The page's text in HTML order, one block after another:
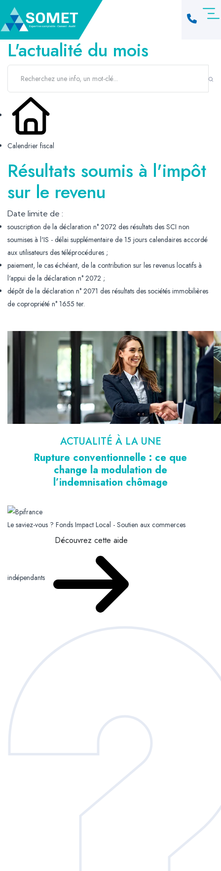
L'actualité du mois
Calendrier fiscal
Résultats soumis à l'impôt
sur le revenu
Date limite de :
souscription de la déclaration n° 2072 des résultats des SCI non
soumises à l'IS - délai supplémentaire de 15 jours calendaires accordé
aux utilisateurs des téléprocédures ;
paiement, le cas échéant, de la contribution sur les revenus locatifs à
l'appui de la déclaration n° 2072 ;
dépôt de la déclaration n° 2071 des résultats des sociétés immobilières
de copropriété n° 1655 ter.
ACTUALITÉ À LA UNE
Rupture conventionnelle : ce que
change la modulation de
l’indemnisation chômage
Le saviez-vous ? Fonds Impact Local - Soutien aux commerces
indépendants
Découvrez cette aide